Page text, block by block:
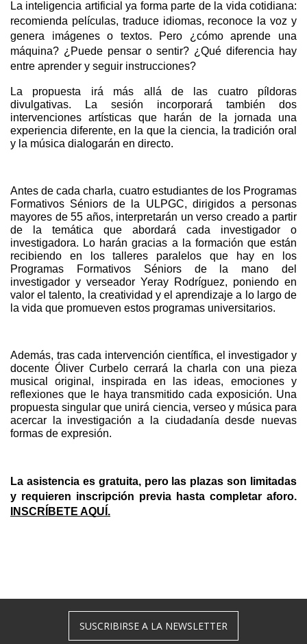
La inteligencia artificial ya forma parte de la vida cotidiana:
recomienda películas, traduce idiomas, reconoce la voz y
genera imágenes o textos. Pero ¿cómo aprende una
máquina? ¿Puede pensar o sentir? ¿Qué diferencia hay
entre aprender y seguir instrucciones?
La propuesta irá más allá de las cuatro píldoras
divulgativas. La sesión incorporará también dos
intervenciones artísticas que harán de la jornada una
experiencia diferente, en la que la ciencia, la tradición oral
y la música dialogarán en directo.
Antes de cada charla, cuatro estudiantes de los Programas
Formativos Séniors de la ULPGC, dirigidos a personas
mayores de 55 años, interpretarán un verso creado a partir
de la temática que abordará cada investigador o
investigadora. Lo harán gracias a la formación que están
recibiendo en los talleres paralelos que hay en los
Programas Formativos Séniors de la mano del
investigador y verseador Yeray Rodríguez, poniendo en
valor el talento, la creatividad y el aprendizaje a lo largo de
la vida que promueven estos programas universitarios.
Además, tras cada intervención científica, el investigador y
docente Óliver Curbelo cerrará la charla con una pieza
musical original, inspirada en las ideas, emociones y
reflexiones que le haya transmitido cada exposición. Una
propuesta singular que unirá ciencia, verseo y música para
acercar la investigación a la ciudadanía desde nuevas
formas de expresión.
La asistencia es gratuita, pero las plazas son limitadas
INSCRÍBETE AQUÍ.
SUSCRIBIRSE A LA NEWSLETTER